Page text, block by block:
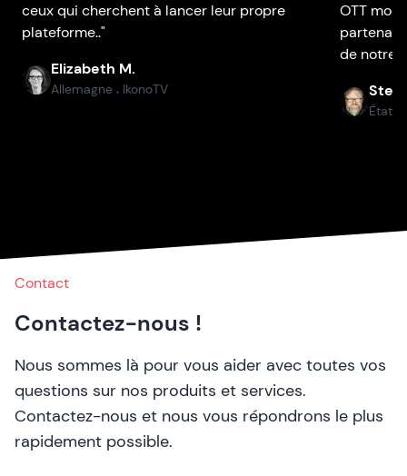
ceux qui cherchent à lancer leur propre
plateforme.."
Elizabeth M.
Allemagne ● IkonoTV
OTT
de notre
Contact
Contactez-nous !
Nous sommes là pour vous aider avec toutes vos
questions sur nos produits et services.
Contactez-nous et nous vous répondrons le plus
rapidement possible.